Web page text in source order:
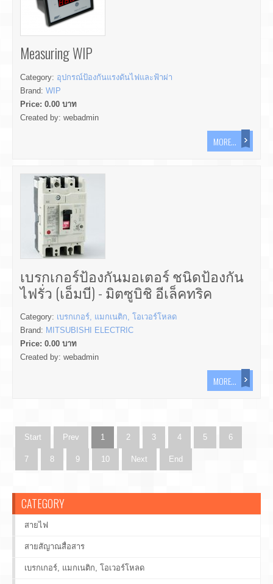
Measuring WIP
Category: อุปกรณ์ป้องกันแรงดันไฟและฟ้าผ่า
Brand: WIP
Price: 0.00 บาท
Created by: webadmin
MORE...
เบรกเกอร์ป้องกันมอเตอร์ ชนิดป้องกัน
ไฟรั่ว (เอ็มบี) - มิตซูบิชิ อีเล็คทริค
Category: เบรกเกอร์, แมกเนติก, โอเวอร์โหลด
Brand: MITSUBISHI ELECTRIC
Price: 0.00 บาท
Created by: webadmin
MORE...
Start Prev 1 2 3 4 5 6
7 8 9 10 Next End
CATEGORY
สายไฟ
สายสัญาณสื่อสาร
เบรกเกอร์, แมกเนติก, โอเวอร์โหลด